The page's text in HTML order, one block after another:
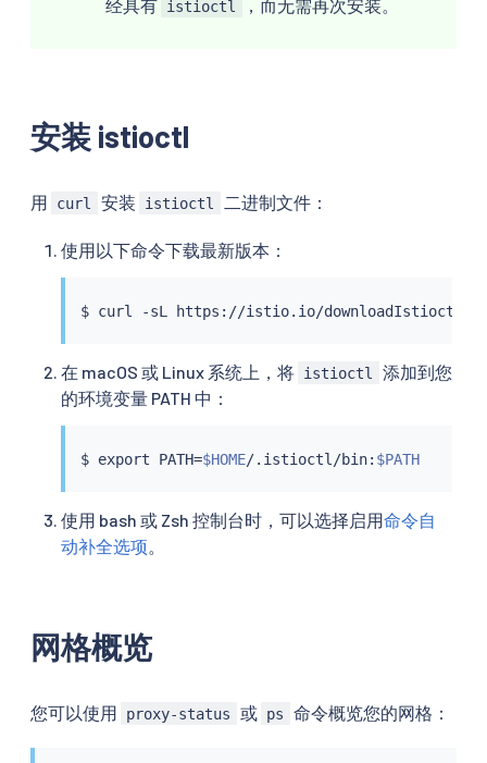
经具有 istioctl ，而无需再次安装。
安装 istioctl
用 curl 安装 istioctl 二进制文件：
使用以下命令下载最新版本：
$ curl -sL https://istio.io/downloadIstioctl
在 macOS 或 Linux 系统上，将 istioctl
添加到您
的环境变量 PATH 中：
$ export PATH=$HOME/.istioctl/bin: $PATH
使用 bash 或 Zsh 控制台时，可以选择启用命令自
动补全选项
网格概览
您可以使用 proxy-status 或 ps 命令概览您的网格：